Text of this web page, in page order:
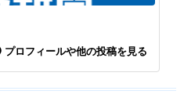
プロフィールや他の投稿を見る